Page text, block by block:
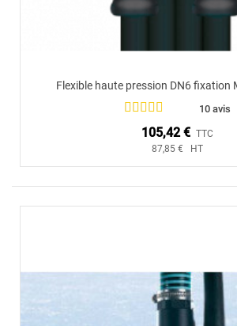
Flexible haute pression DN6 fixation
10 avis
105,42 € TTC
87,85 € HT